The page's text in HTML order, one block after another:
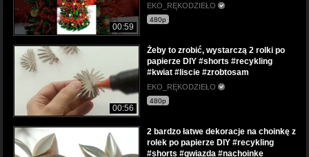
00:59
EKO_RĘKODZIEŁO
480p
00:56
Żeby to zrobić, wystarczą 2 rolki po
papierze DIY #shorts #recykling
#kwiat #liscie #zrobtosam
EKO_RĘKODZIEŁO
480p
2 bardzo łatwe dekoracje na choinkę z
rolek po papierze DIY #recykling
#shorts #gwiazda #nachoinke